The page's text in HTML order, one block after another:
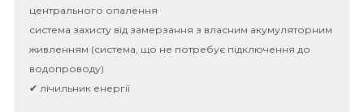
центрального опалення
система захисту від замерзання з власним акумуляторним
живленням (система, що не потребує підключення до
водопроводу)
✔ лічильник енергії